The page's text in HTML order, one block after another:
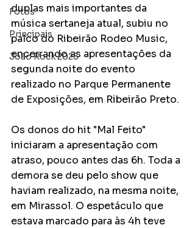
Fotos
Principais
João Rock 2025
duplas mais importantes da
música sertaneja atual, subiu no
palco do Ribeirão Rodeo Music,
encerrando as apresentações da
segunda noite do evento
realizado no Parque Permanente
de Exposições, em Ribeirão Preto.
Os donos do hit "Mal Feito"
iniciaram a apresentação com
atraso, pouco antes das 6h. Toda a
demora se deu pelo show que
haviam realizado, na mesma noite,
em Mirassol. O espetáculo que
estava marcado para às 4h teve